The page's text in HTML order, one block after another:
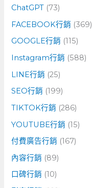
:ChatGPT (73)
FACEBOOK行銷 (369)
GOOGLE行銷 (115)
Instagram行銷 (588)
LINE行銷 (25)
SEO行銷 (199)
TIKTOK行銷 (286)
YOUTUBE行銷 (15)
付費廣告行銷 (167)
內容行銷 (89)
口碑行銷 (10)